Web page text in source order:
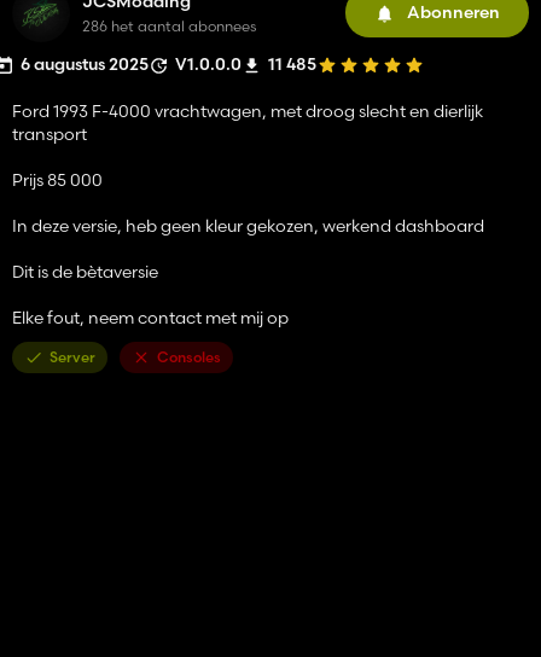
286 het aantal abonnees
Abonneren
6 augustus 2025 V1.0.0.0 11 485
Ford 1993 F-4000 vrachtwagen, met droog slecht en dierlijk
transport
Prijs 85 000
In deze versie, heb geen kleur gekozen, werkend dashboard
Dit is de bètaversie
Elke fout, neem contact met mij op
Server Consoles